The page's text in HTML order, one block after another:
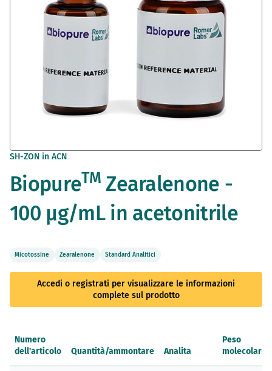
Vai
della
galleria
immagini
SH-ZON in ACN
BiopureTMZearalenone -
100 µg/mL in acetonitrile
Micotossine Zearalenone Standard Analitici
Accedi o registrati per visualizzare le informazioni
complete sul prodotto
Numero
dell'articolo
Quantità/ammontare Analita
Peso
molecolare